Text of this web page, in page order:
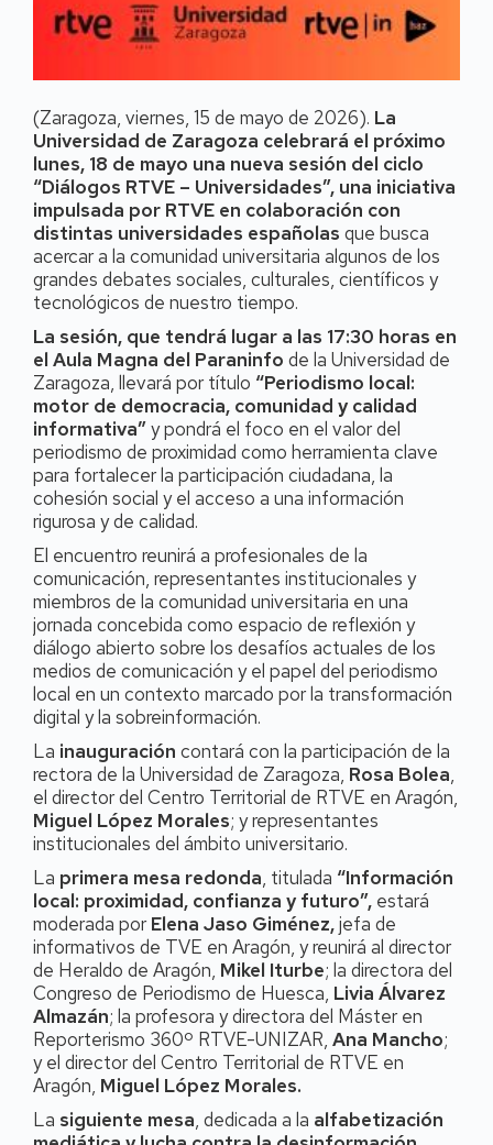
(Zaragoza, viernes, 15 de mayo de 2026). La
Universidad de Zaragoza celebrará el próximo
lunes, 18 de mayo una nueva sesión del ciclo
“Diálogos RTVE – Universidades”, una iniciativa
impulsada por RTVE en colaboración con
distintas universidades españolas que busca
acercar a la comunidad universitaria algunos de los
grandes debates sociales, culturales, científicos y
tecnológicos de nuestro tiempo.
La sesión, que tendrá lugar a las 17:30 horas en
el Aula Magna del Paraninfo de la Universidad de
Zaragoza, llevará por título “Periodismo local:
motor de democracia, comunidad y calidad
informativa”y pondrá el foco en el valor del
periodismo de proximidad como herramienta clave
para fortalecer la participación ciudadana, la
cohesión social y el acceso a una información
rigurosa y de calidad.
El encuentro reunirá a profesionales de la
comunicación, representantes institucionales y
miembros de la comunidad universitaria en una
jornada concebida como espacio de reflexión y
diálogo abierto sobre los desafíos actuales de los
medios de comunicación y el papel del periodismo
local en un contexto marcado por la transformación
digital y la sobreinformación.
La inauguración contará con la participación de la
rectora de la Universidad de Zaragoza, Rosa Bolea,
el director del Centro Territorial de RTVE en Aragón,
Miguel López Morales; y representantes
institucionales del ámbito universitario.
La primera mesa redonda, titulada “Información
local: proximidad, confianza y futuro”, estará
moderada por Elena Jaso Giménez,jefa de
informativos de TVE en Aragón, y reunirá al director
de Heraldo de Aragón, Mikel Iturbe; la directora del
Congreso de Periodismo de Huesca, Livia Álvarez
Almazán; la profesora y directora del Máster en
Reporterismo 360º RTVE-UNIZAR, Ana Mancho;
y el director del Centro Territorial de RTVE en
Aragón, Miguel López Morales.
La siguiente mesa, dedicada a la alfabetización